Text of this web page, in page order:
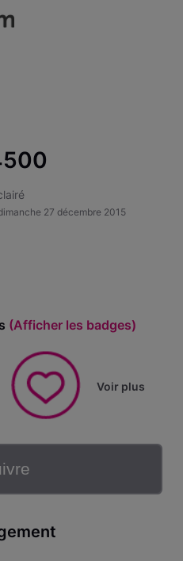
27 décembre 2015
(Afficher les badges)
Voir plus